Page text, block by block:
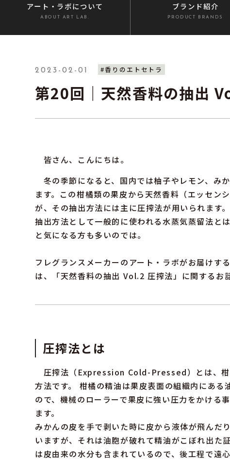
アート・ラボについて
ABOUT ART LAB.
ブランド紹介
PRODUCT BRANDS
2023-02-01 #香りのエトセトラ
第20回｜天然香料の抽出
皆さん、こんにちは。
冬の季節になると、国内では柚子やレモン、み
ます。この柑橘類の果皮から天然香料（エッセン
が、その抽出方法には主に圧搾法が用いられます。
抽出方法として一般的に使われる水蒸気蒸留法と
と気になる方も多いのでは。
フレグランスメーカーのアート・ラボがお届けす
は、「天然香料の抽出 Vol.2 圧搾法」に関するお話
圧搾法とは
圧搾法（Expression Cold-Pressed）とは、柑
方法です。 柑橘の精油は果皮表面の組織内にある
ので、機械のローラーで果皮に強い圧力をかける
ます。
みかんの皮を手で剥いた時に皮から液体が飛んだ
いますが、それは油胞が破れて精油がこぼれ出た
は皮由来の水分も含まれているので、後工程で遠